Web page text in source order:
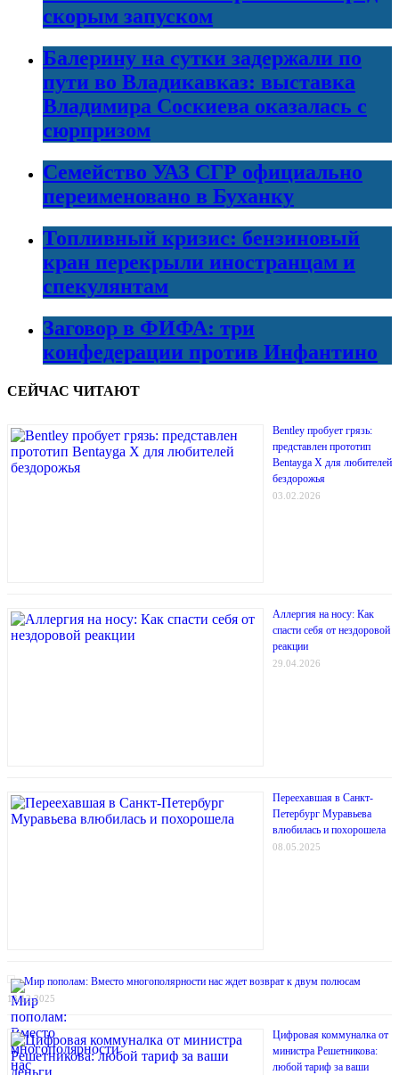
скорым запуском
Балерину на сутки задержали по
пути во Владикавказ: выставка
Владимира Соскиева оказалась с
сюрпризом
Семейство УАЗ СГР официально
переименовано в Буханку
Топливный кризис: бензиновый
кран перекрыли иностранцам и
спекулянтам
Заговор в ФИФА: три
конфедерации против Инфантино
СЕЙЧАС ЧИТАЮТ
Bentley пробует грязь:
представлен прототип
Bentayga X для любителей
бездорожья
03.02.2026
Аллергия на носу: Как
спасти себя от нездоровой
реакции
29.04.2026
Переехавшая в Санкт-
Петербург Муравьева
влюбилась и похорошела
08.05.2025
Мир пополам: Вместо многополярности нас ждет возврат к двум полюсам
13.12.2025
Цифровая коммуналка от
министра Решетникова:
любой тариф за ваши